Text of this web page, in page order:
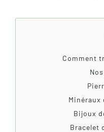
Comment
Bijoux
Bracelet